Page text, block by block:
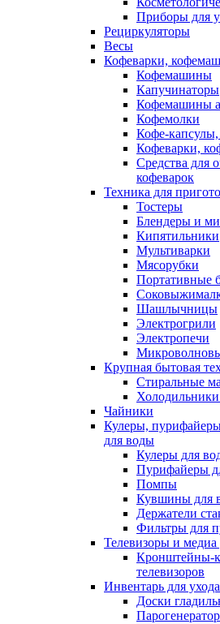
Приборы для
Рециркуляторы
Весы
Кофеварки,
Кофемашины
Капучинаторы
Кофемашины
Кофемолки
Кофе-
Кофеварки,
Средства для
кофеварок
Техника для
Тостеры
Блендеры и
Кипятильники
Мультиварки
Мясорубки
Портативные
Шашлычницы
Электрогрили
Электропечи
Крупная бытовая
Стиральные
Чайники
Кулеры,
для воды
Кулеры для
Пурифайеры
Помпы
Кувшины для
Держатели
Фильтры для
Телевизоры и медиа
Кронштейны-
телевизоров
Инвентарь для
Доски